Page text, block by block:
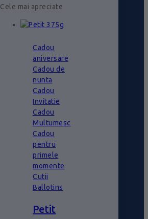
Cele mai apreciate
Cadou
aniversare
Cadou de
nunta
Cadou
Invitatie
Cadou
Multumesc
Cadou
pentru
primele
momente
Cutii
Ballotins
Petit